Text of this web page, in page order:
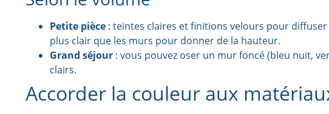
Petite pièce : teintes claires et finitions velours pour
plus clair que les murs pour donner de la hauteur.
Grand séjour : vous pouvez oser un mur foncé (bleu nuit,
clairs.
Accorder la couleur aux